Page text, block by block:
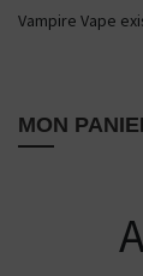
Vampire Vape
MON